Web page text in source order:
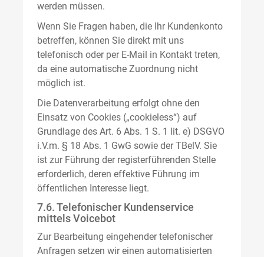
werden müssen.
Wenn Sie Fragen haben, die Ihr Kundenkonto
betreffen, können Sie direkt mit uns
telefonisch oder per E-Mail in Kontakt treten,
da eine automatische Zuordnung nicht
möglich ist.
Die Datenverarbeitung erfolgt ohne den
Einsatz von Cookies („cookieless“) auf
Grundlage des Art. 6 Abs. 1 S. 1 lit. e) DSGVO
i.V.m. § 18 Abs. 1 GwG sowie der TBelV. Sie
ist zur Führung der registerführenden Stelle
erforderlich, deren effektive Führung im
öffentlichen Interesse liegt.
7.6. Telefonischer Kundenservice
mittels Voicebot
Zur Bearbeitung eingehender telefonischer
Anfragen setzen wir einen automatisierten